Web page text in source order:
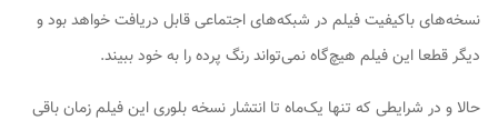
نسخه‌های باکیفیت فیلم در شبکه‌های اجتماعی قابل دریافت خواهد بود و
دیگر قطعا این فیلم هیچ‌گاه نمی‌تواند رنگ پرده را به خود ببیند.
حالا و در شرایطی که تنها یک‌ماه تا انتشار نسخه بلوری این فیلم زمان باقی